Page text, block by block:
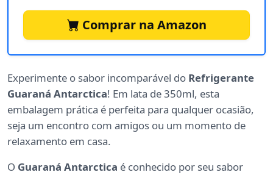
Comprar na Amazon
Experimente o sabor incomparável do Refrigerante
Guaraná Antarctica! Em lata de 350ml, esta
embalagem prática é perfeita para qualquer ocasião,
seja um encontro com amigos ou um momento de
relaxamento em casa.
O Guaraná Antarctica é conhecido por seu sabor